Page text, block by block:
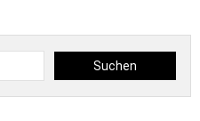
Suchen